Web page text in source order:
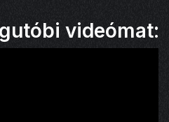
videómat: